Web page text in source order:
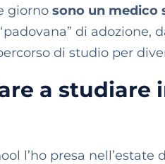
giorno sono un medico
di adozione,
di studio per
a studiare
l’ho presa nell’estate